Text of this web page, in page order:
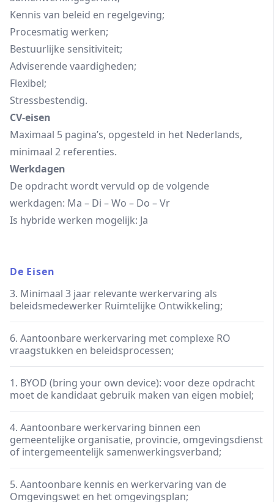
Kennis van beleid en regelgeving;
Procesmatig werken;
Bestuurlijke sensitiviteit;
Adviserende vaardigheden;
Flexibel;
Stressbestendig.
CV-eisen
Maximaal 5 pagina’s, opgesteld in het Nederlands,
minimaal 2 referenties.
Werkdagen
De opdracht wordt vervuld op de volgende
werkdagen: Ma – Di – Wo – Do – Vr
Is hybride werken mogelijk: Ja
De Eisen
3. Minimaal 3 jaar relevante werkervaring als
beleidsmedewerker Ruimtelijke Ontwikkeling;
6. Aantoonbare werkervaring met complexe RO
vraagstukken en beleidsprocessen;
1. BYOD (bring your own device): voor deze opdracht
moet de kandidaat gebruik maken van eigen mobiel;
4. Aantoonbare werkervaring binnen een
gemeentelijke organisatie, provincie, omgevingsdienst
of intergemeentelijk samenwerkingsverband;
5. Aantoonbare kennis en werkervaring van de
Omgevingswet en het omgevingsplan;